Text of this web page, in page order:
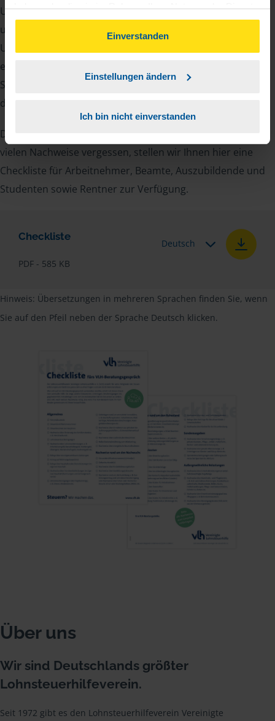
haben oder die sie im Rahmen Ihrer Nutzung der Dienste
gesammelt haben. Indem Sie auf Einverstanden klicken,
können Sie der Verwendung von Cookies, gemäß
unserer➔ Datenschutzrichtliniezustimmen.
Einverstanden
Einstellungen ändern
Ich bin nicht einverstanden
Um Ihre Steuererklärung erstellen zu können, benötigen
unsere Beraterinnen und Berater eine Reihe von
Unterlagen von Ihnen. Dazu gehört beispielsweise die
elektronische Lohnsteuerbescheinigung, Ihre
Steueridentifikationsnummer, der Rentenbescheid oder
die Bescheinigung über das Kindergeld.
Damit Sie sich gut vorbereiten können und keinen der
vielen Nachweise vergessen, stellen wir Ihnen hier eine
Checkliste für Arbeitnehmer, Beamte, Auszubildende und
Studenten sowie Rentner zur Verfügung.
Checkliste
PDF - 585 KB
Deutsch
Hinweis: Übersetzungen in mehreren Sprachen finden Sie, wenn
Sie auf den Pfeil neben der Sprache Deutsch klicken.
Über uns
Wir sind Deutschlands größter
Lohnsteuerhilfeverein.
Seit 1972 gibt es den Lohnsteuerhilfeverein Vereinigte